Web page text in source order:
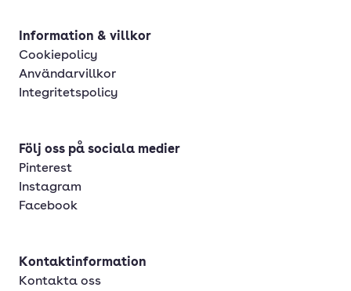
Information & villkor
Cookiepolicy
Användarvillkor
Integritetspolicy
Följ oss på sociala medier
Pinterest
Instagram
Facebook
Kontaktinformation
Kontakta oss